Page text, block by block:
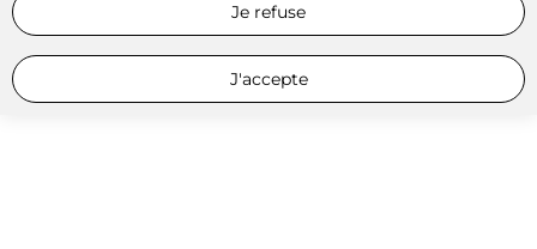
Je refuse
J'accepte